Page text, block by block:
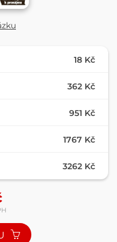
18 Kč
362 Kč
951 Kč
1767 Kč
3262 Kč